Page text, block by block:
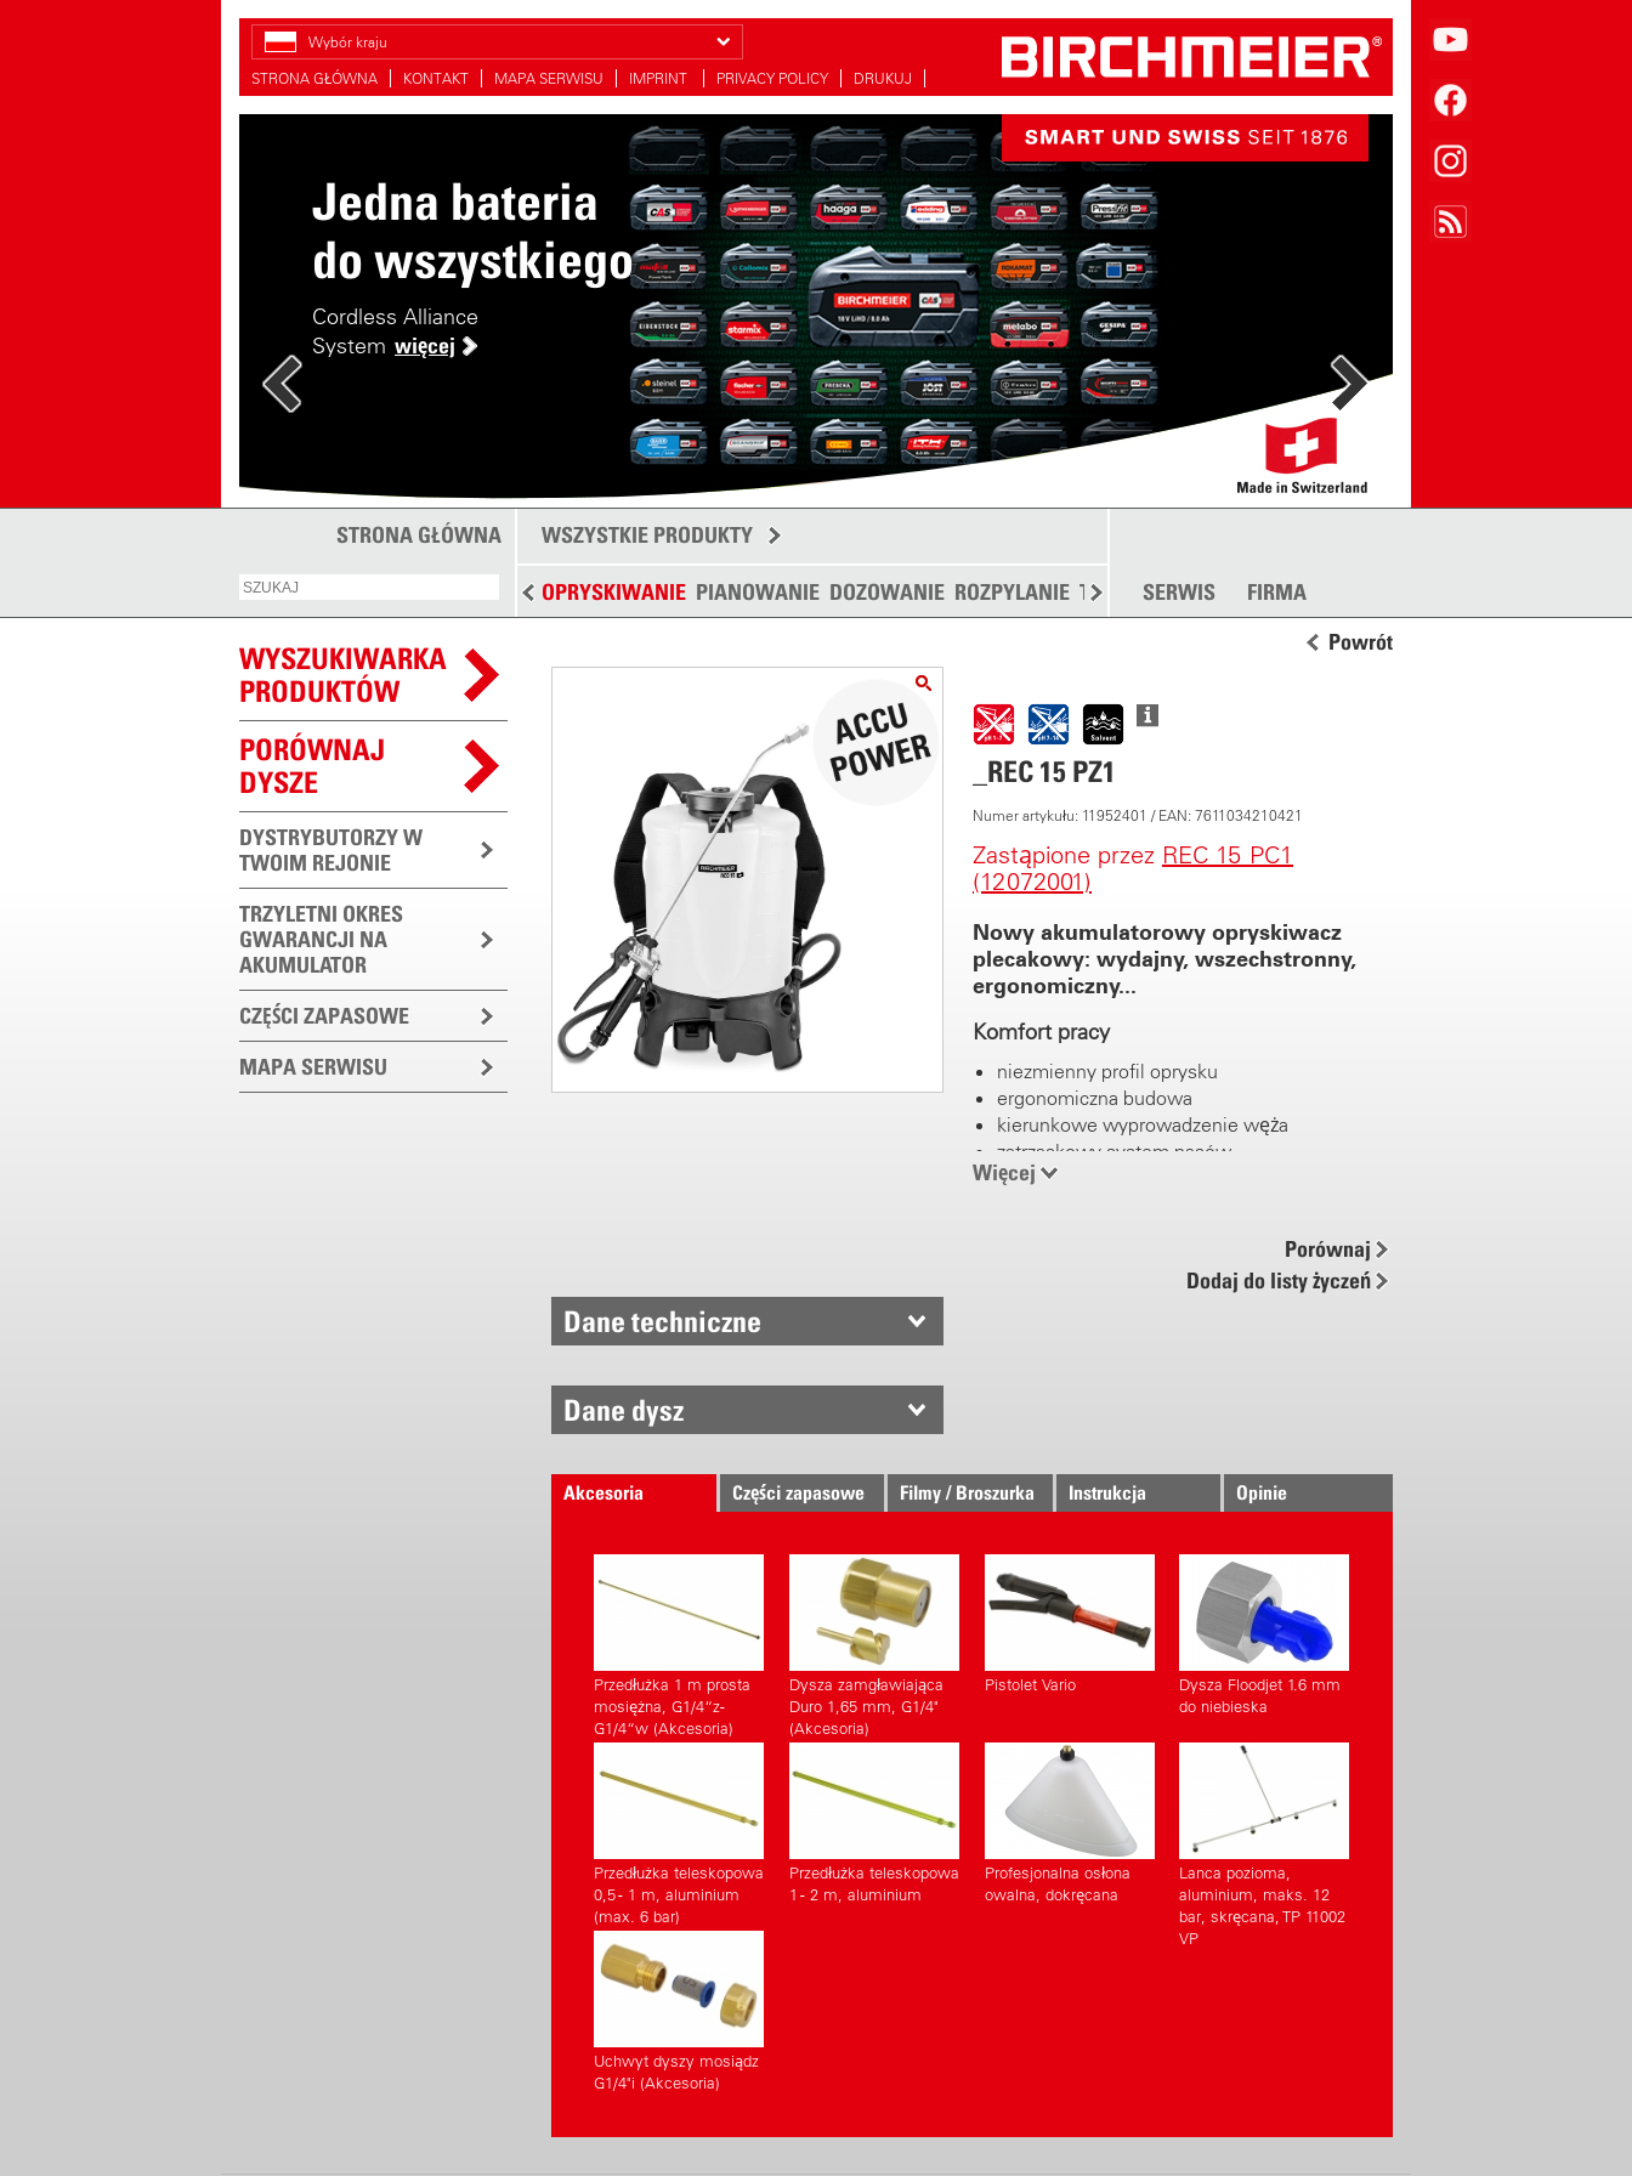
Wybór kraju
STRONA GŁÓWNA
KONTAKT MAPA SERWISU IMPRINT PRIVACY POLICY DRUKUJ
Jedna bateria
do wszystkiego
Cordless Alliance
System więcej
Szukanie
części
zamiennych
STRONA GŁÓWNA WSZYSTKIE PRODUKTY
OPRYSKIWANIE PIANOWANIE DOZOWANIE ROZPYLANIE TANKOWANIE ROZSYPYWANIE
SERWIS FIRMA
WYSZUKIWARKA
PRODUKTÓW
PORÓWNAJ
DYSZE
DYSTRYBUTORZY W
TWOIM REJONIE
TRZYLETNI OKRES
GWARANCJI NA
AKUMULATOR
CZĘŚCI ZAPASOWE
MAPA SERWISU
Powrót
_REC 15 PZ1
Numer artykułu: 11952401 / EAN: 7611034210421
Zastąpione przez REC 15 PC1
(12072001)
Nowy akumulatorowy opryskiwacz
plecakowy: wydajny, wszechstronny,
ergonomiczny...
Komfort pracy
niezmienny profil oprysku
ergonomiczna budowa
kierunkowe wyprowadzenie węża
zatrzaskowy system pasów
zagłębienia uchwytowe
Sprawdzona technologia Birchmeier
układ ssawny na wyjściu ze zbiornika
nowy zatrzaskowy system pasów
dysza płaskostrumieniowa z mosiądzu
elementy wysokiej jakości
duży otwór wlewu z sitkiem
Więcej
Porównaj
Dodaj do listy życzeń
Dane techniczne
Dane dysz
Akcesoria Części zapasowe Filmy / Broszurka Instrukcja Opinie
Przedłużka 1 m prosta
mosiężna, G1/4“z-
G1/4“w (Akcesoria)
Dysza zamgławiająca
Duro 1,65 mm, G1/4"
(Akcesoria)
Pistolet Vario
Dysza Floodjet 1.6 mm
do niebieska
Przedłużka teleskopowa
0,5 - 1 m, aluminium
(max. 6 bar)
Przedłużka teleskopowa
1 - 2 m, aluminium
Profesjonalna osłona
owalna, dokręcana
Lanca pozioma,
aluminium, maks. 12
bar, skręcana, TP 11002
VP
Uchwyt dyszy mosiądz
G1/4"i (Akcesoria)